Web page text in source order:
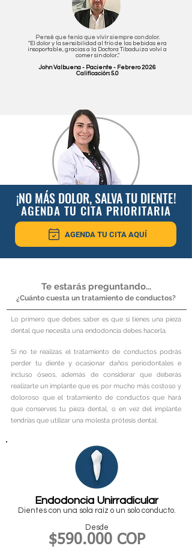
Pensé que tenia que vivir siempre con dolor.
"El dolor y la sensibilidad al frío de las bebidas era
insoportable, gracias a la Doctora Tibaduiza volví a
comer sin dolor..."
John Valbuena - Paciente - Febrero 2026
Calificación: 5.0
¡NO MÁS DOLOR, SALVA TU DIENTE!
AGENDA TU CITA PRIORITARIA
AGENDA TU CITA AQUÍ
Te estarás preguntando...
¿Cuánto cuesta un tratamiento de conductos?
Lo primero que debes saber es que si tienes una pieza
dental que necesita una endodoncia debes hacerla.
Si no te realizas el tratamiento de conductos podrás
perder tu diente y ocasionar daños periodontales e
incluso óseos, además de considerar que deberás
realizarte un implante que es por mucho más costoso y
doloroso que el tratamiento de conductos que hará
que conserves tu pieza dental, o en vez del implante
tendrías que utilizar una molesta prótesis dental.
Endodoncia Unirradicular
Dientes con una sola raíz o un solo conducto.
Desde
$590.000 COP